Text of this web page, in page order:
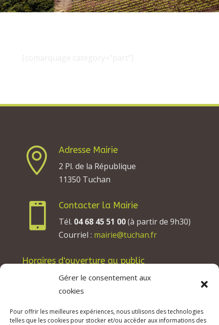
Gérer le consentement aux
cookies
Pour offrir les meilleures expériences, nous utilisons des technologies
telles que les cookies pour stocker et/ou accéder aux informations des

Adresse Mairie
2 Pl. de la République
11350 Tuchan

Contacter la Mairie
Tél. 04 68 45 51 00(à partir de 9h30)
Courriel : mairie@tuchan.fr
Horaires d'ouverture au public
Les lundis, mardis et jeudis : de 8h à 12h et de
13h30 à 17h30.
Les vendredis : de 8h à 12h.